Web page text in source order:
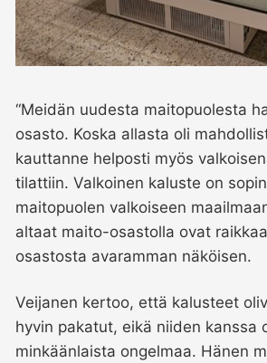
“Meidän uudesta maitopuolesta
osasto. Koska allasta oli
kauttanne helposti myös
tilattiin. Valkoinen kaluste on
maitopuolen valkoiseen
altaat maito-osastolla ovat
osastosta avaramman näköisen.
Veijanen kertoo, että kalusteet
hyvin pakatut, eikä niiden kanssa
minkäänlaista ongelmaa. Hänen